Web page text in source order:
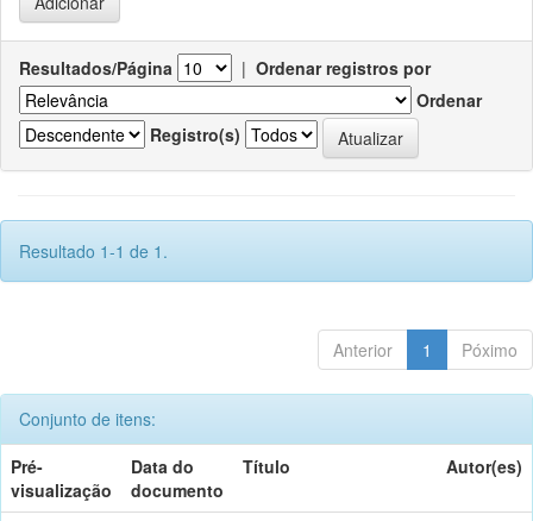
Resultados/Página | Ordenar registros por
Ordenar
Registro(s)
Resultado 1-1 de 1.
Anterior 1 Póximo
Conjunto de itens:
Pré-
visualização
Data do
documento
Título Autor(es)